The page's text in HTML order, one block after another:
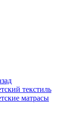
текстиль
матрасы